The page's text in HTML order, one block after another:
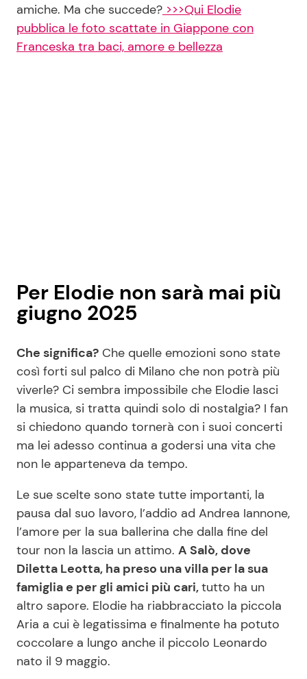
Pubblicità
Privacy Policy
amiche. Ma che succede? >>>Qui Elodie
pubblica le foto scattate in Giappone con
Franceska tra baci, amore e bellezza
Per Elodie non sarà mai più
giugno 2025
Che significa? Che quelle emozioni sono state
così forti sul palco di Milano che non potrà più
viverle? Ci sembra impossibile che Elodie lasci
la musica, si tratta quindi solo di nostalgia? I fan
si chiedono quando tornerà con i suoi concerti
ma lei adesso continua a godersi una vita che
non le apparteneva da tempo.
Le sue scelte sono state tutte importanti, la
pausa dal suo lavoro, l’addio ad Andrea Iannone,
l’amore per la sua ballerina che dalla fine del
tour non la lascia un attimo. A Salò, dove
Diletta Leotta, ha preso una villa per la sua
famiglia e per gli amici più cari,tutto ha un
altro sapore. Elodie ha riabbracciato la piccola
Aria a cui è legatissima e finalmente ha potuto
coccolare a lungo anche il piccolo Leonardo
nato il 9 maggio.